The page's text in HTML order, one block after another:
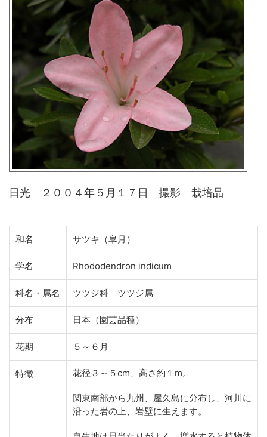
日光 ２００４年５月１７日 撮影 栽培品
和名 サツキ（皐月）
学名 Rhododendron indicum
科名・属名 ツツジ科 ツツジ属
分布 日本（園芸品種）
花期 ５～６月
特徴 花径３～５cm、高さ約１m。
関東南部から九州、屋久島に分布し、河川に
沿った岩の上、岩壁に生えます。